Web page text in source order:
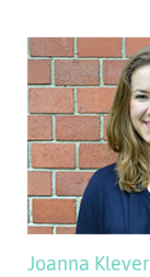
Joanna Klever